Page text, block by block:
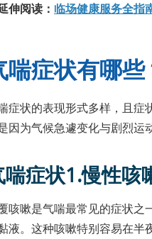
伸阅读： 临场健康服务全指
喘症状有哪些
症状的表现形式多样，且症
因为气候急遽变化与剧烈运
喘症状1.慢性咳
咳嗽是气喘最常见的症状之
液。这种咳嗽特别容易在半